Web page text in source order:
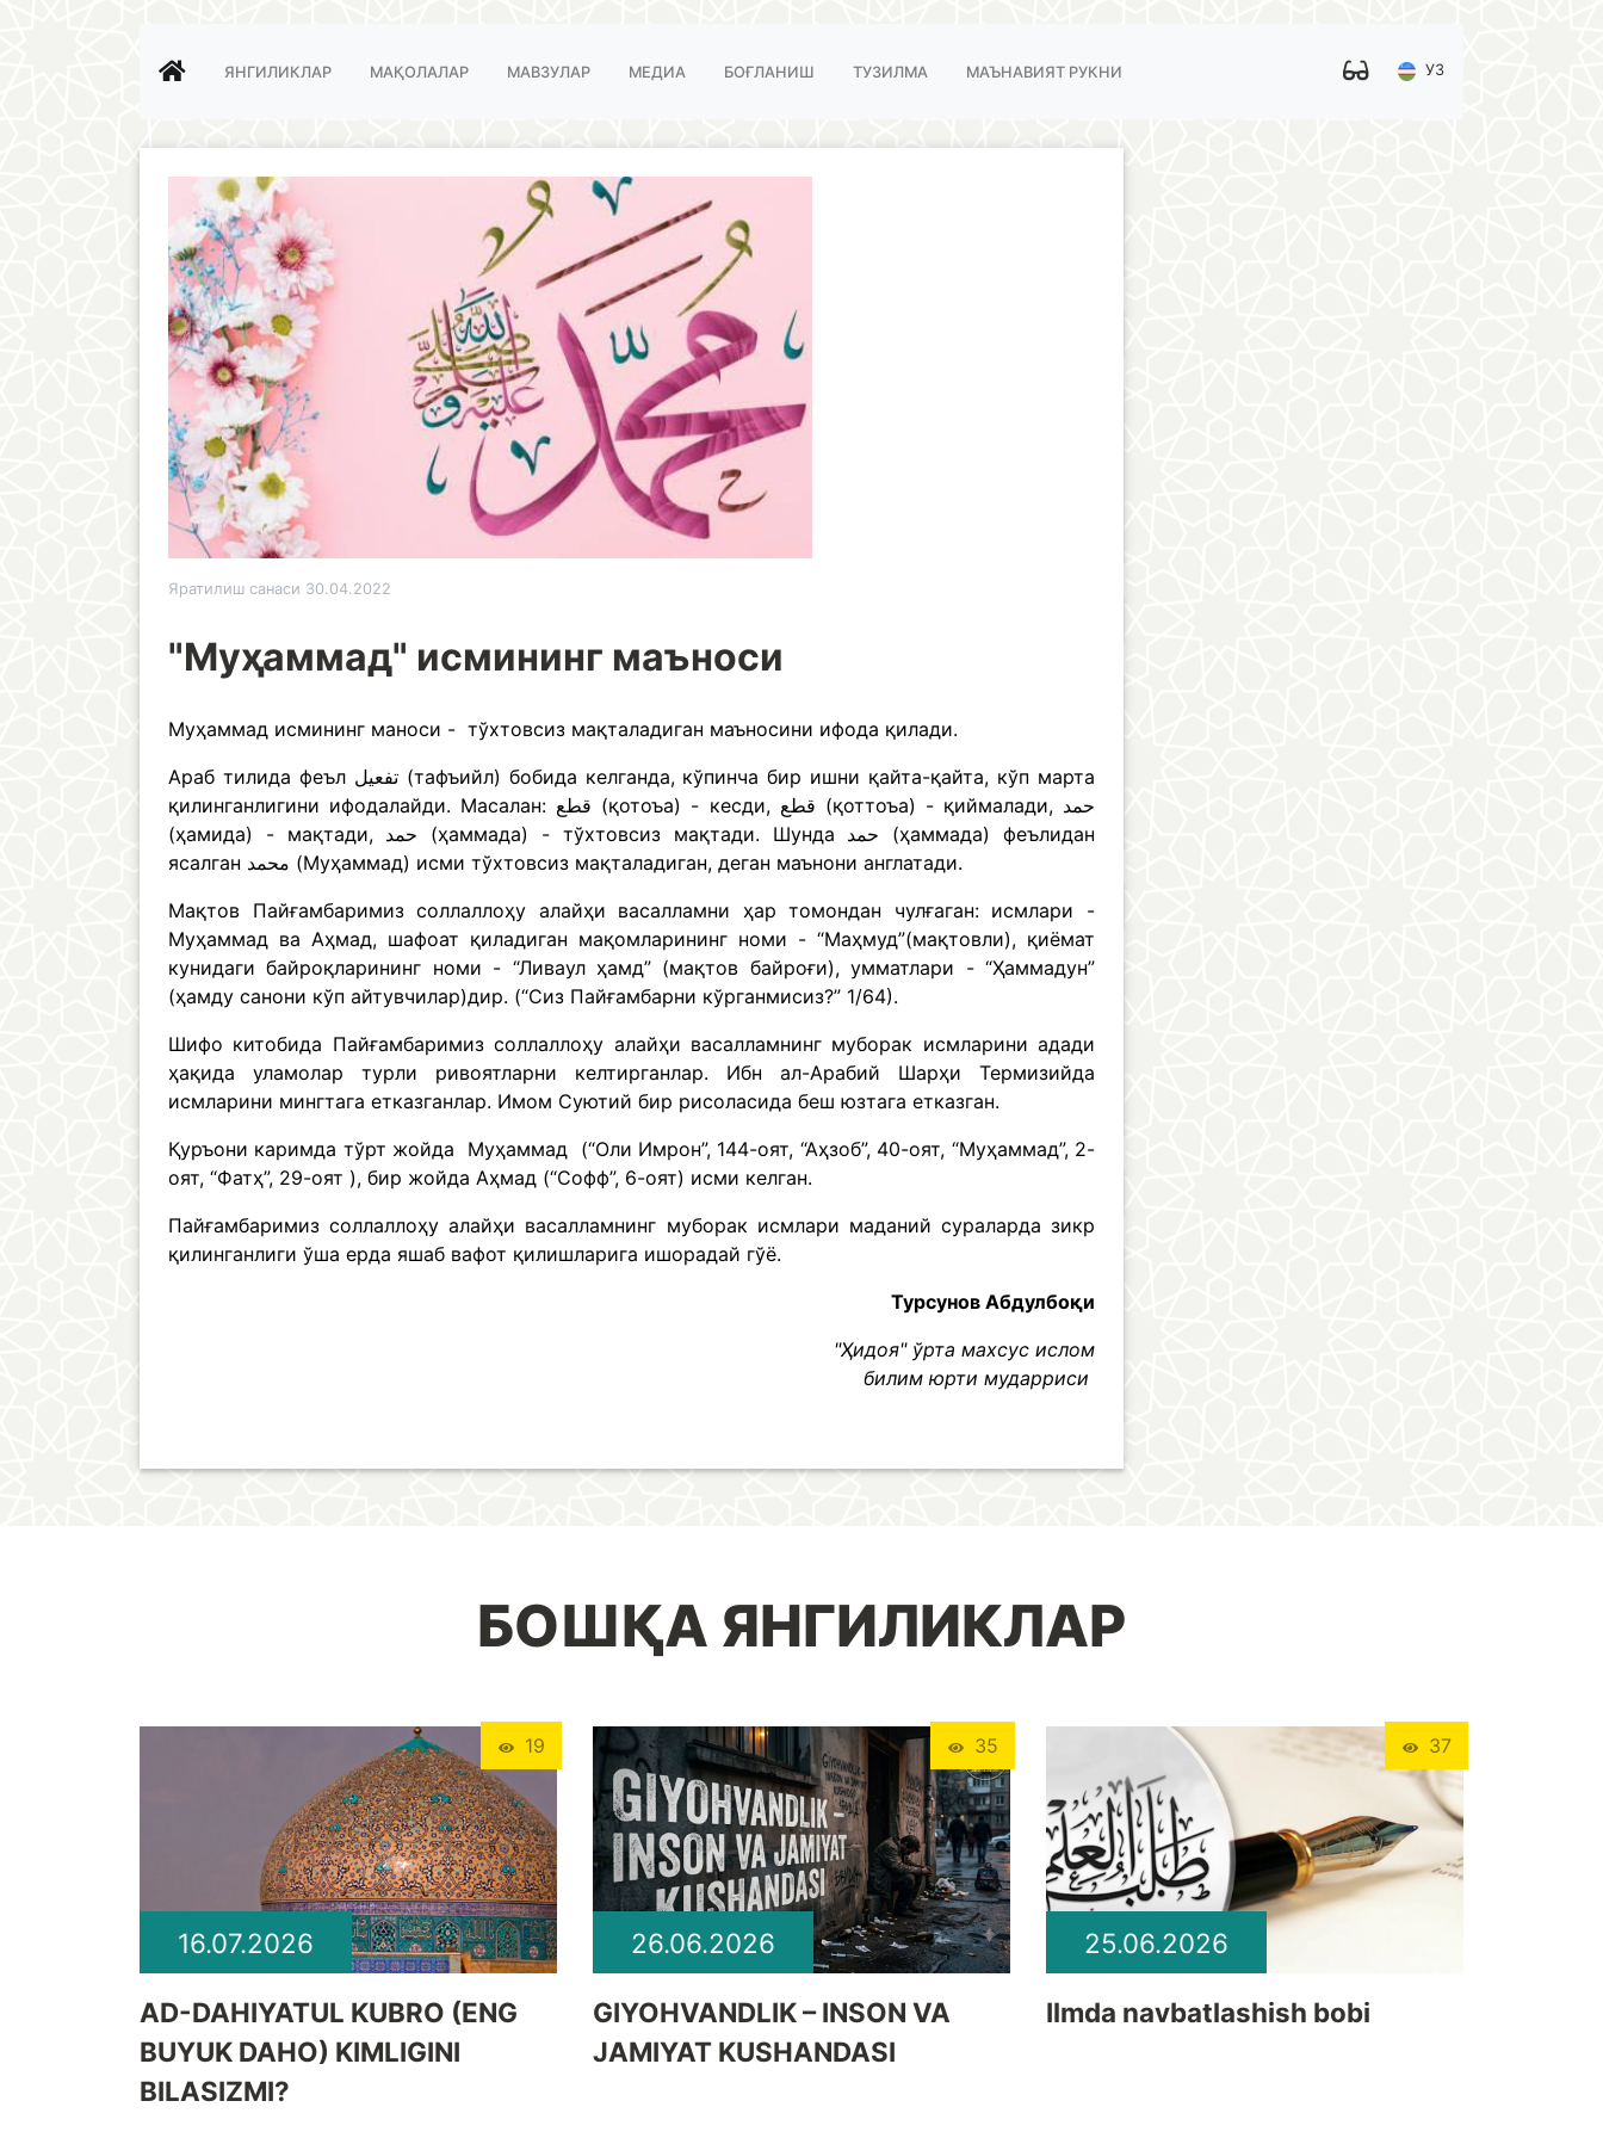
УЗ
ЯНГИЛИКЛАР МАҚОЛАЛАР МАВЗУЛАР МЕДИА БОҒЛАНИШ ТУЗИЛМА МАЪНАВИЯТ РУКНИ
Яратилиш санаси 30.04.2022
"Муҳаммад" исмининг маъноси
Муҳаммад исмининг маноси - тўхтовсиз мақталадиган маъносини ифода қилади.
Араб тилида феъл تفعيل (тафъийл) бобида келганда, кўпинча бир ишни қайта-қайта, кўп марта
қилинганлигини ифодалайди. Масалан: قطع (қотоъа) - кесди, قطع (қоттоъа) - қиймалади, حمد
(ҳамида) - мақтади, حمد (ҳаммада) - тўхтовсиз мақтади. Шунда حمد (ҳаммада) феълидан
ясалган محمد (Муҳаммад) исми тўхтовсиз мақталадиган, деган маънони англатади.
Мақтов Пайғамбаримиз соллаллоҳу алайҳи васалламни ҳар томондан чулғаган: исмлари -
Муҳаммад ва Аҳмад, шафоат қиладиган мақомларининг номи - “Маҳмуд”(мақтовли), қиёмат
кунидаги байроқларининг номи - “Ливаул ҳамд” (мақтов байроғи), умматлари - “Ҳаммадун”
(ҳамду санони кўп айтувчилар)дир. (“Сиз Пайғамбарни кўрганмисиз?” 1/64).
Шифо китобида Пайғамбаримиз соллаллоҳу алайҳи васалламнинг муборак исмларини адади
ҳақида уламолар турли ривоятларни келтирганлар. Ибн ал-Арабий Шарҳи Термизийда
исмларини мингтага етказганлар. Имом Суютий бир рисоласида беш юзтага етказган.
Қуръони каримда тўрт жойда Муҳаммад (“Оли Имрон”, 144-оят, “Аҳзоб”, 40-оят, “Муҳаммад”, 2-
оят, “Фатҳ”, 29-оят ), бир жойда Аҳмад (“Софф”, 6-оят) исми келган.
Пайғамбаримиз соллаллоҳу алайҳи васалламнинг муборак исмлари маданий сураларда зикр
қилинганлиги ўша ерда яшаб вафот қилишларига ишорадай гўё.
Турсунов Абдулбоқи
"Ҳидоя" ўрта махсус ислом
билим юрти мударриси
БОШҚА ЯНГИЛИКЛАР
19
16.07.2026
​AD-DAHIYATUL KUBRO (ENG
BUYUK DAHO) KIMLIGINI
BILASIZMI?
35
26.06.2026
GIYOHVANDLIK – INSON VA
JAMIYAT KUSHANDASI
37
25.06.2026
Ilmda navbatlashish bobi